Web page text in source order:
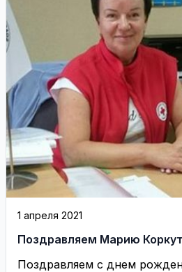
1 апреля 2021
Поздравляем Марию
Поздравляем с днем